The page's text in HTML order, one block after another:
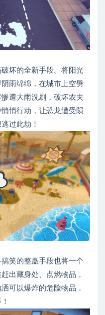
坏的全新手段。将阳光
雨绵绵，在城市上空劈
遭大雨洗刷，破坏农夫
悄行动，让恐龙遭受陨
过此劫！
笑的整蛊手段也将一个
出藏身处、点燃物品，
可以爆炸的危险物品，